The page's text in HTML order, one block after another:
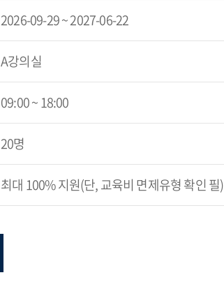
2026-09-29 ~ 2027-06-22
A강의실
09:00 ~ 18:00
20명
최대 100% 지원(단, 교육비 면제유형 확인 필)